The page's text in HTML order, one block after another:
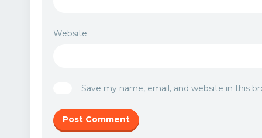
Website
Save my name, email, and website in this